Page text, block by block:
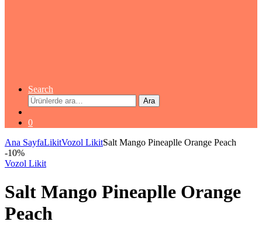
Search
Ara:
Ara
0
Ana SayfaLikitVozol LikitSalt Mango Pineaplle Orange Peach
-10%
Vozol Likit
Salt Mango Pineaplle Orange
Peach